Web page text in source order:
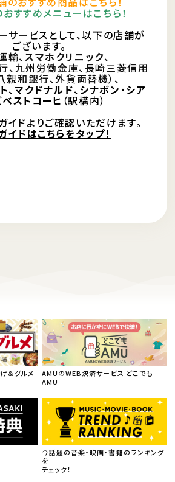
すすめメニューはこちら！
サービスとして、以下の店舗が
ございます。
輸、スマホクリニック、
、九州労働金庫、長崎三菱信用
親和銀行、外貨両替機）、
、マクドナルド、シナボン・シア
ストコーヒ （駅構内）
イドよりご確認いただけます。
イドはこちらをタップ！
＆グルメ
AMUのWEB決済サービス どこでも
AMU
今話題の音楽・映画・書籍のランキング
を
チェック！